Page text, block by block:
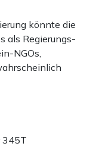
könnte die
als Regierungs-
NGOs,
345T